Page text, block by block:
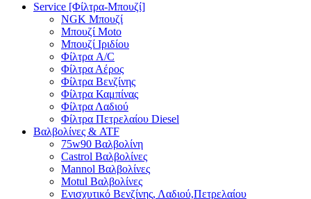
Service [Φίλτρα-Μπουζί]
NGK Μπουζί
Μπουζί Moto
Μπουζί Ιριδίου
Φίλτρα A/C
Φίλτρα Αέρος
Φίλτρα Βενζίνης
Φίλτρα Καμπίνας
Φίλτρα Λαδιού
Φίλτρα Πετρελαίου Diesel
Βαλβολίνες & ATF
75w90 Βαλβολίνη
Castrol Βαλβολίνες
Mannol Βαλβολίνες
Motul Βαλβολίνες
Ενισχυτικό Βενζίνης, Λαδιού,Πετρελαίου